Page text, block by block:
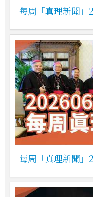
每周「真理新聞」
每周「真理新聞」